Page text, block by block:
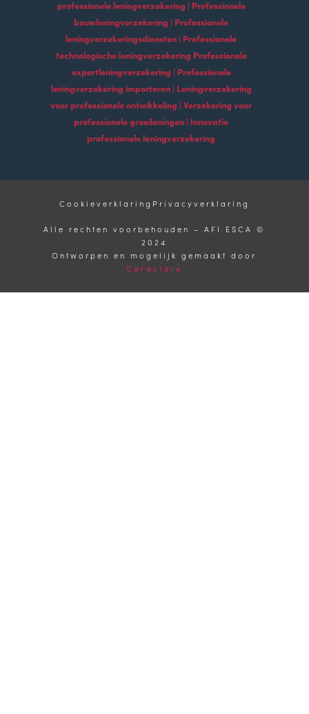
professionele leningverzekering | Professionele
bouwleningverzekering | Professionele
leningverzekeringsdiensten | Professionele
technologische leningverzekering Professionele
exportleningverzekering | Professionele
leningverzekering importeren | Leningverzekering
voor professionele ontwikkeling | Verzekering voor
professionele groeileningen | Innovatie
professionele leningverzekering
Cookieverklaring Privacyverklaring
Alle rechten voorbehouden – AFI ESCA ©
2024
Ontworpen en mogelijk gemaakt door
Caractère